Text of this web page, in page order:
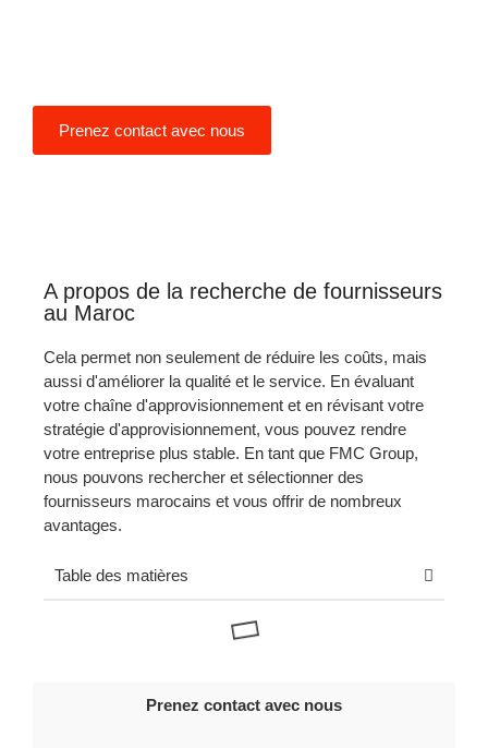
Prenez contact avec nous
A propos de la recherche de fournisseurs
au Maroc
Cela permet non seulement de réduire les coûts, mais
aussi d'améliorer la qualité et le service. En évaluant
votre chaîne d'approvisionnement et en révisant votre
stratégie d'approvisionnement, vous pouvez rendre
votre entreprise plus stable. En tant que FMC Group,
nous pouvons rechercher et sélectionner des
fournisseurs marocains et vous offrir de nombreux
avantages.
Table des matières
Prenez contact avec nous